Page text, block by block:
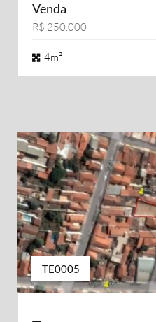
Venda
R$ 250.000
4m²
TE0005